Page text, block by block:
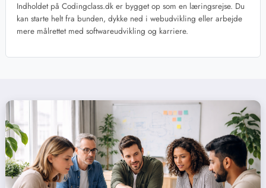
Indholdet på Codingclass.dk er bygget op som en læringsrejse. Du
kan starte helt fra bunden, dykke ned i webudvikling eller arbejde
mere målrettet med softwareudvikling og karriere.